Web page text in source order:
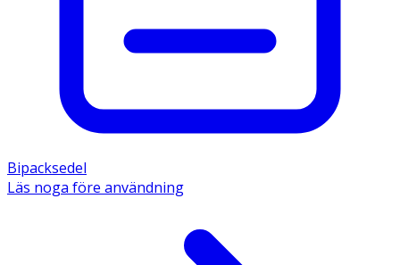
Bipacksedel
Läs noga före användning